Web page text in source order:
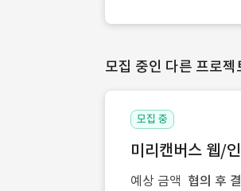
모집 중인 다른 프로젝
모집 중
미리캔버스 웹/
예상 금액 협의 후